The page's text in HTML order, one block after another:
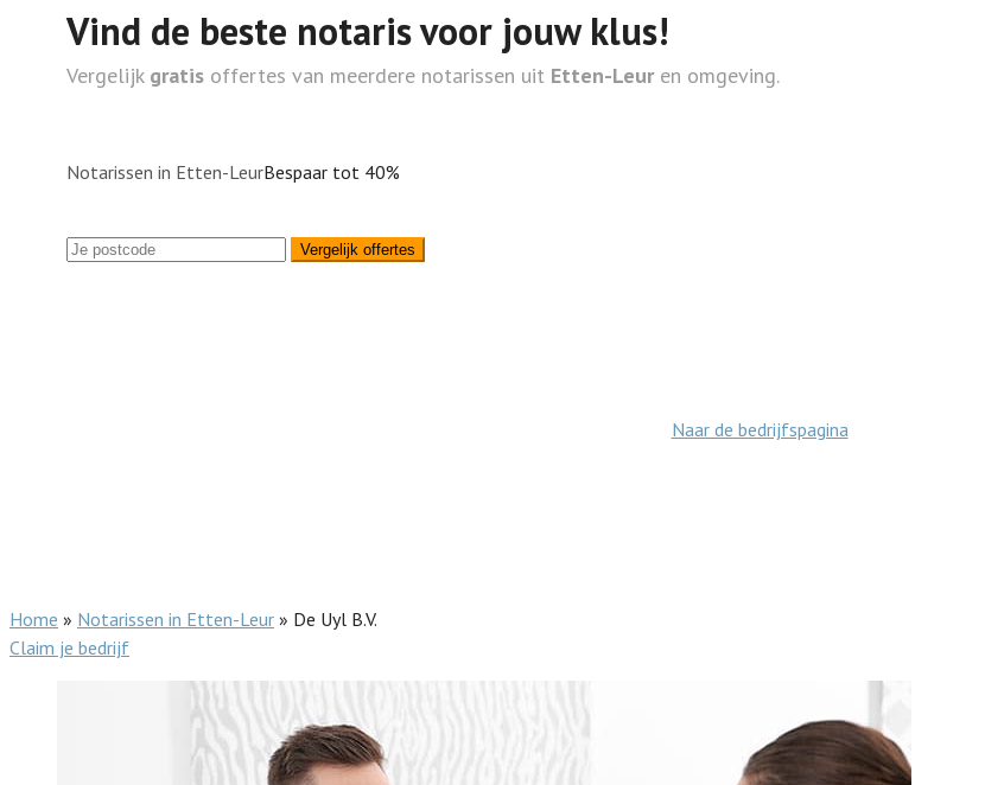
Vind de beste notaris voor jouw klus!
Vergelijk gratis offertes van meerdere notarissen uit Etten-Leuren omgeving.
Notarissen in Etten-LeurBespaar tot 40%
Vergelijk offertes
Naar de bedrijfspagina
Home » Notarissen in Etten-Leur » De Uyl B.V.
Claim je bedrijf